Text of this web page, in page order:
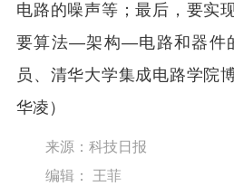
电路的噪声等；最后，要实
要算法—架构—电路和器件
员、清华大学集成电路学院
华凌）
来源：科技日报
编辑： 王菲